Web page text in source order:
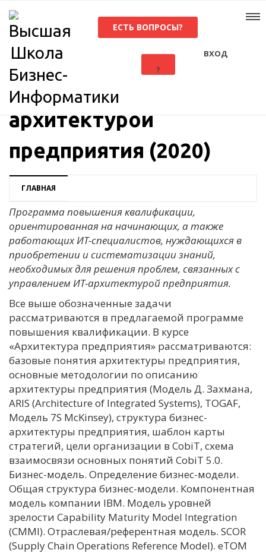
ЕСТЬ ВОПРОСЫ?
?
ВХОД
Управление
архитектурой
предприятия (2020)
ГЛАВНАЯ
Программа повышения квалификации,
ориентированная на начинающих, а также
работающих ИТ-специалистов, нуждающихся в
приобретении и систематизации знаний,
необходимых для решения проблем, связанных с
управлением ИТ-архитектурой предприятия.
Все выше обозначенные задачи
рассматриваются в предлагаемой программе
повышения квалификации. В курсе
«Архитектура предприятия» рассматриваются:
базовые понятия архитектуры предприятия,
основные методологии по описанию
архитектуры предприятия (Модель Д. Захмана,
ARIS (Architecture of Integrated Systems), TOGAF,
Модель 7S McKinsey), структура бизнес-
архитектуры предприятия, шаблон карты
стратегий, цели организации в CobiT, схема
взаимосвязи основных понятий CobiT 5.0.
Бизнес-модель. Определение бизнес-модели.
Общая структура бизнес-модели. Компонентная
модель компании IBM. Модель уровней
зрелости Capability Maturity Model Integration
(СММI). Отраслевая/референтная модель. SCOR
(Supply Chain Operations Reference Model). eTOM